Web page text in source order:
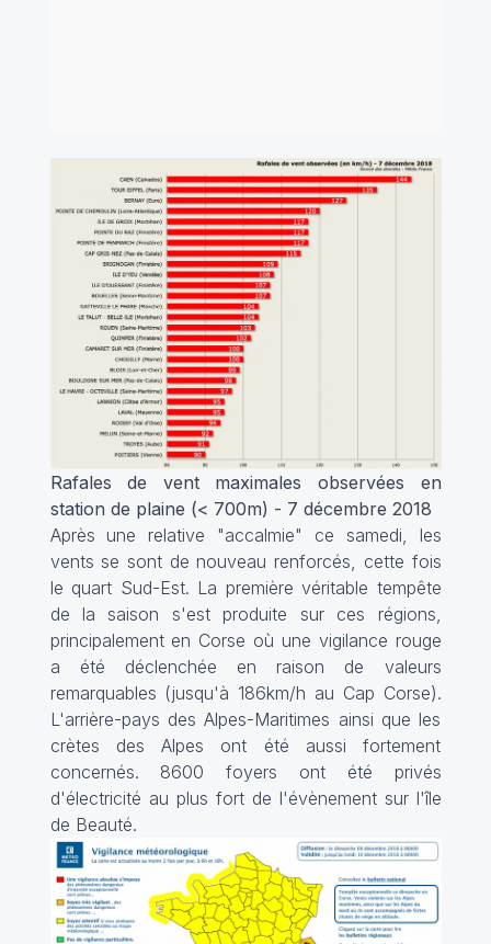
Rafales de vent maximales observées en
station de plaine (< 700m) - 7 décembre 2018
Après une relative "accalmie" ce samedi, les
vents se sont de nouveau renforcés, cette fois
le quart Sud-Est. La première véritable tempête
de la saison s'est produite sur ces régions,
principalement en Corse où une vigilance rouge
a été déclenchée en raison de valeurs
remarquables (jusqu'à 186km/h au Cap Corse).
L'arrière-pays des Alpes-Maritimes ainsi que les
crètes des Alpes ont été aussi fortement
concernés. 8600 foyers ont été privés
d'électricité au plus fort de l'évènement sur l'île
de Beauté.